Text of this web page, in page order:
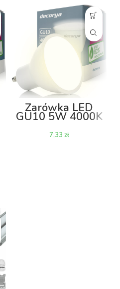
Żarówka LED
GU10 5W 4000K
zł